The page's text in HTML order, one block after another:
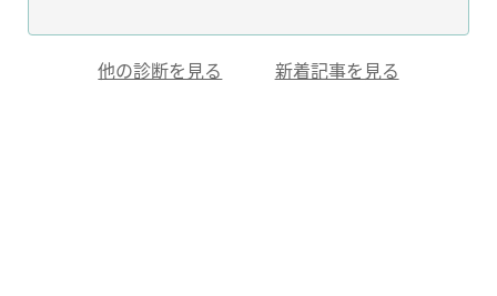
他の診断を見る 新着記事を見る